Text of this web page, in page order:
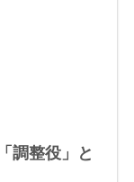
調整役」と